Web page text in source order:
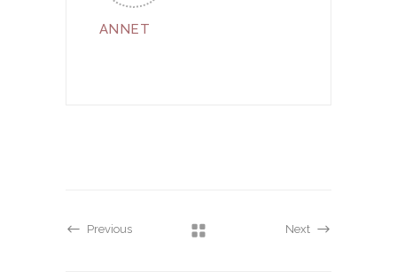
ANNET
Previous Next